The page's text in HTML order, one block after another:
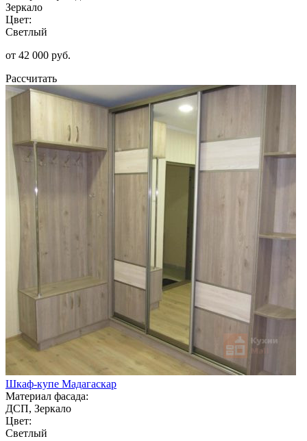
Зеркало
Цвет:
Светлый
от 42 000 руб.
Рассчитать
Шкаф-купе Мадагаскар
Материал фасада:
ДСП, Зеркало
Цвет:
Светлый